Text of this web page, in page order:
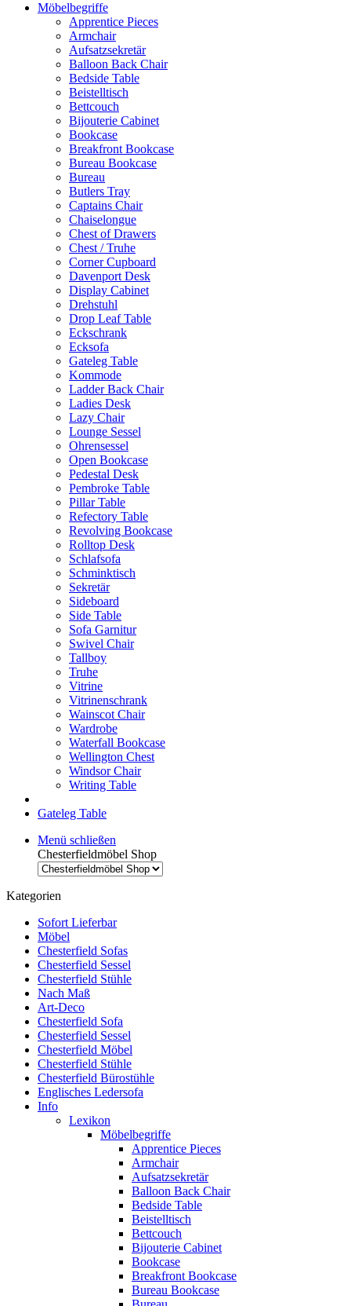
Möbelbegriffe
Apprentice Pieces
Armchair
Aufsatzsekretär
Balloon Back Chair
Bedside Table
Beistelltisch
Bettcouch
Bijouterie Cabinet
Bookcase
Breakfront Bookcase
Bureau Bookcase
Bureau
Butlers Tray
Captains Chair
Chaiselongue
Chest of Drawers
Chest / Truhe
Corner Cupboard
Davenport Desk
Display Cabinet
Drehstuhl
Drop Leaf Table
Eckschrank
Ecksofa
Gateleg Table
Kommode
Ladder Back Chair
Ladies Desk
Lazy Chair
Lounge Sessel
Ohrensessel
Open Bookcase
Pedestal Desk
Pembroke Table
Pillar Table
Refectory Table
Revolving Bookcase
Rolltop Desk
Schlafsofa
Schminktisch
Sekretär
Sideboard
Side Table
Sofa Garnitur
Swivel Chair
Tallboy
Truhe
Vitrine
Vitrinenschrank
Wainscot Chair
Wardrobe
Waterfall Bookcase
Wellington Chest
Windsor Chair
Writing Table
Gateleg Table
Menü schließen
Chesterfieldmöbel Shop
Kategorien
Sofort Lieferbar
Möbel
Chesterfield Sofas
Chesterfield Sessel
Chesterfield Stühle
Nach Maß
Art-Deco
Chesterfield Sofa
Chesterfield Sessel
Chesterfield Möbel
Chesterfield Stühle
Chesterfield Bürostühle
Englisches Ledersofa
Info
Lexikon
Möbelbegriffe
Apprentice Pieces
Armchair
Aufsatzsekretär
Balloon Back Chair
Bedside Table
Beistelltisch
Bettcouch
Bijouterie Cabinet
Bookcase
Breakfront Bookcase
Bureau Bookcase